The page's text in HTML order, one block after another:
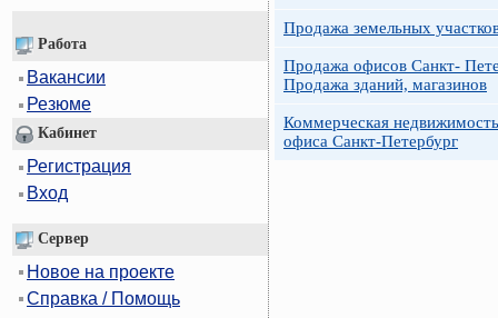
Работа
Вакансии
Резюме
Кабинет
Регистрация
Вход
Сервер
Новое на проекте
Справка / Помощь
Продажа земельных
Продажа офисов Санкт-
Продажа зданий, магазинов
Коммерческая
офиса Санкт-Петербург